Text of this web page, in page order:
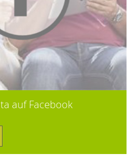
auf Facebook